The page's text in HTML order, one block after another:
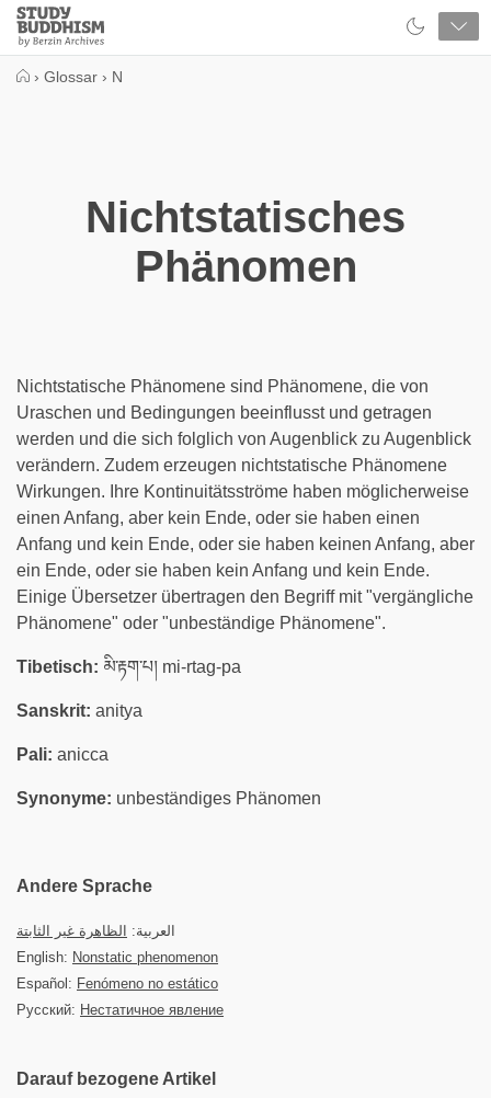
Close
Study
Buddhism
› Glossar › N
Nichtstatisches
Phänomen
Nichtstatische Phänomene sind Phänomene, die von
Uraschen und Bedingungen beeinflusst und getragen
werden und die sich folglich von Augenblick zu Augenblick
verändern. Zudem erzeugen nichtstatische Phänomene
Wirkungen. Ihre Kontinuitätsströme haben möglicherweise
einen Anfang, aber kein Ende, oder sie haben einen
Anfang und kein Ende, oder sie haben keinen Anfang, aber
ein Ende, oder sie haben kein Anfang und kein Ende.
Einige Übersetzer übertragen den Begriff mit "vergängliche
Phänomene" oder "unbeständige Phänomene".
Tibetisch: མི་རྟག་པ། mi-rtag-pa
Sanskrit: anitya
Pali: anicca
Synonyme: unbeständiges Phänomen
Andere Sprache
العربية:
الظاهرة غير الثابتة
English: Nonstatic phenomenon
Español: Fenómeno no estático
Русский: Нестатичное явление
Darauf bezogene Artikel